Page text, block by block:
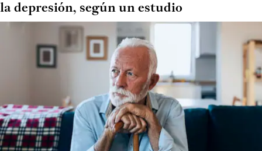
la depresión, según un estudio